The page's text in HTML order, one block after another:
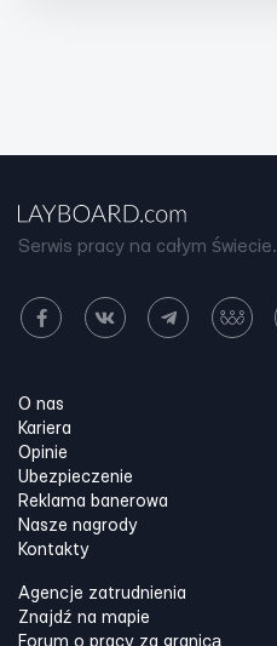
Serwis pracy na całym świecie.
O nas
Kariera
Opinie
Ubezpieczenie
Reklama banerowa
Nasze nagrody
Kontakty
Agencje zatrudnienia
Znajdź na mapie
Forum o pracy za granicą